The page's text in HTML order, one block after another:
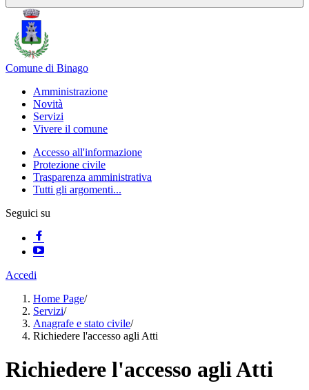
Comune di Binago
Amministrazione
Novità
Servizi
Vivere il comune
Accesso all'informazione
Protezione civile
Trasparenza amministrativa
Tutti gli argomenti...
Seguici su
Accedi
Home Page/
Servizi/
Anagrafe e stato civile/
Richiedere l'accesso agli Atti
Richiedere l'accesso agli Atti